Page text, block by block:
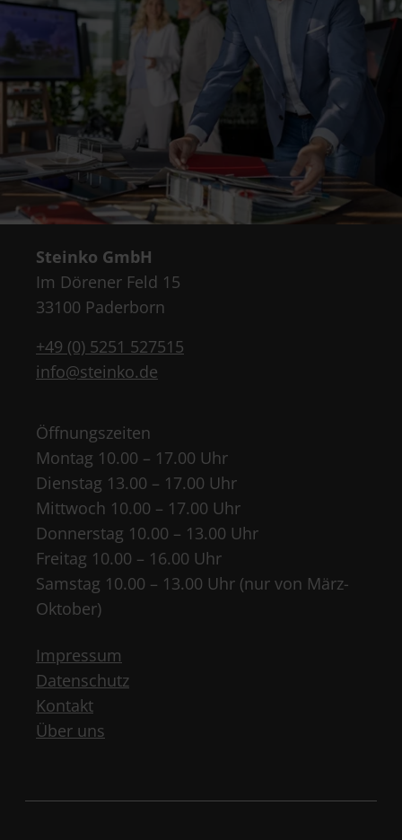
Steinko GmbH
Im Dörener Feld 15
33100 Paderborn
+49 (0) 5251 527515
info@steinko.de
Öffnungszeiten
Montag 10.00 – 17.00 Uhr
Dienstag 13.00 – 17.00 Uhr
Mittwoch 10.00 – 17.00 Uhr
Donnerstag 10.00 – 13.00 Uhr
Freitag 10.00 – 16.00 Uhr
Samstag 10.00 – 13.00 Uhr (nur von März-
Oktober)
Impressum
Datenschutz
Kontakt
Über uns